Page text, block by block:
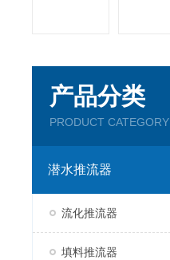
产品分类
PRODUCT CATEGORY
潜水推流器
流化推流器
填料推流器